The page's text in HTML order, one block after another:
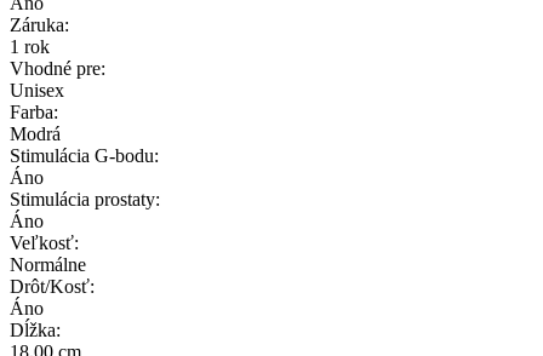
Záruka:
1 rok
Vhodné pre:
Unisex
Farba:
Modrá
Stimulácia G-bodu:
Áno
Stimulácia prostaty:
Áno
Veľkosť:
Normálne
Drôt/Kosť:
Áno
Dĺžka:
18,00 cm